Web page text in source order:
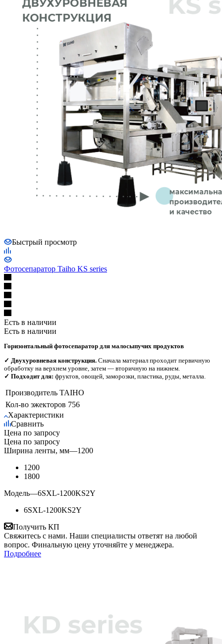
Быстрый просмотр
Фотосепаратор Taiho KS series
Есть в наличии
Есть в наличии
Горизонтальный фотосепаратор для малосыпучих продуктов
✓ Двухуровневая конструкция. Сначала материал проходит первичную
обработку на верхнем уровне, затем — вторичную на нижнем.
✓ Подходит для: фруктов, овощей, заморозки, пластика, руды, металла.
Производитель TAIHO
Кол-во эжекторов 756
Характеристики
Сравнить
Цена по запросу
Цена по запросу
Ширина ленты, мм—1200
1200
1800
Модель—6SXL-1200KS2Y
6SXL-1200KS2Y
Получить КП
Свяжитесь с нами. Наши специалисты ответят на любой
вопрос. Финальную цену уточняйте у менеджера.
Подробнее